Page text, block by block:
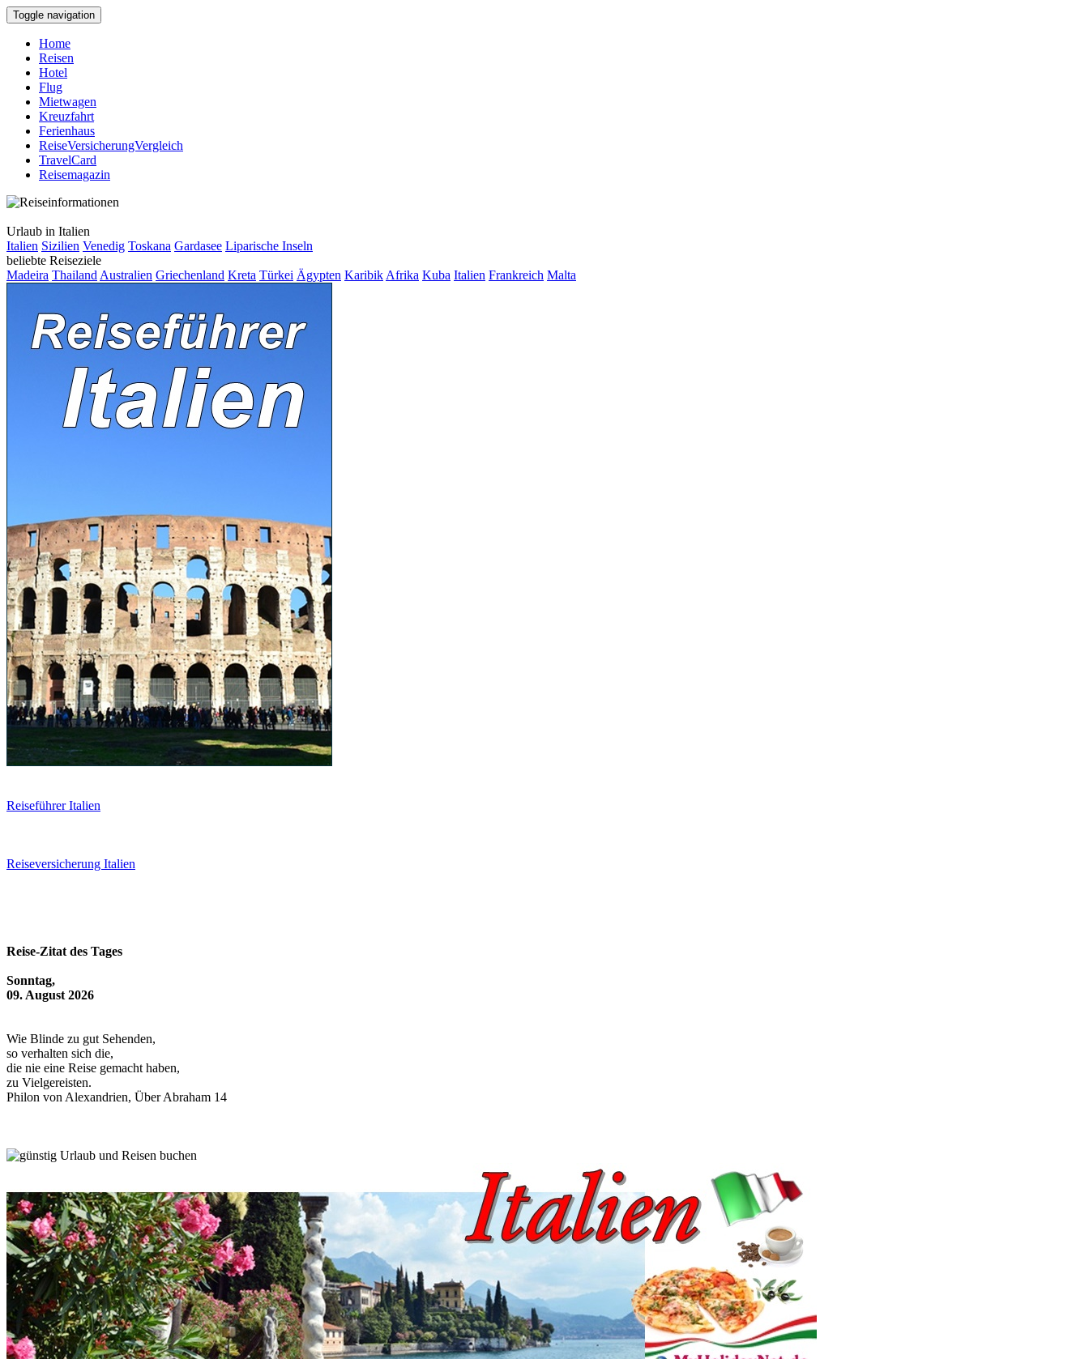
Toggle navigation
Home
Reisen
Hotel
Flug
Mietwagen
Kreuzfahrt
Ferienhaus
ReiseVersicherungVergleich
TravelCard
Reisemagazin
Urlaub in Italien
Italien Sizilien Venedig Toskana Gardasee Liparische Inseln
beliebte Reiseziele
Madeira Thailand Australien Griechenland Kreta Türkei Ägypten Karibik Afrika Kuba Italien Frankreich Malta
Reiseführer Italien
Reiseversicherung Italien
Reise-Zitat des Tages
Sonntag,
09. August 2026
Wie Blinde zu gut Sehenden,
so verhalten sich die,
die nie eine Reise gemacht haben,
zu Vielgereisten.
Philon von Alexandrien, Über Abraham 14